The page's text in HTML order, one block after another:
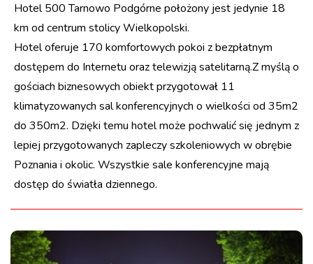
Hotel 500 Tarnowo Podgórne położony jest jedynie 18
km od centrum stolicy Wielkopolski.
Hotel oferuje 170 komfortowych pokoi z bezpłatnym
dostępem do Internetu oraz telewizją satelitarną.Z myślą o
gościach biznesowych obiekt przygotował 11
klimatyzowanych sal konferencyjnych o wielkości od 35m2
do 350m2. Dzięki temu hotel może pochwalić się jednym z
lepiej przygotowanych zapleczy szkoleniowych w obrębie
Poznania i okolic. Wszystkie sale konferencyjne mają
dostęp do światła dziennego.